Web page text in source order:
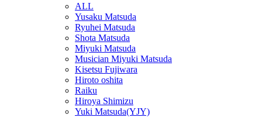
ALL
Yusaku Matsuda
Ryuhei Matsuda
Shota Matsuda
Miyuki Matsuda
Musician Miyuki Matsuda
Kisetsu Fujiwara
Hiroto oshita
Raiku
Hiroya Shimizu
Yuki Matsuda(YJY)